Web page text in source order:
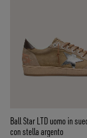
Ball Star LTD uomo in
con stella argento